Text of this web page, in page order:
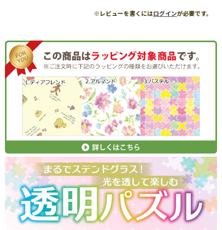
※レビューを書くにはログインが必要です。